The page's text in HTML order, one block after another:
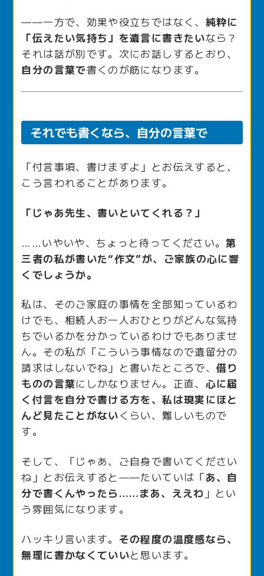
——一方で、効果や役立ちではなく、 純粋に
「伝えたい気持ち」を遺言に書きたいなら？
それは話が別です。次にお話しするとおり、
自分の言葉で書くのが筋になります。
それでも書くなら、自分の言葉で
「付言事項、書けますよ」とお伝えすると、
こう言われることがあります。
「じゃあ先生、書いといてくれる？」
……いやいや、ちょっと待ってください。第
三者の私が書いた“作文”が、ご家族の心に響
くでしょうか。
私は、そのご家庭の事情を全部知っているわ
けでも、相続人お一人おひとりがどんな気持
ちでいるかを分かっているわけでもありませ
ん。その私が「こういう事情なので遺留分の
請求はしないでね」と書いたところで、 借り
ものの言葉にしかなりません。正直、 心に届
く付言を自分で書ける方を、私は現実にほと
んど見たことがないくらい、難しいもので
す。
そして、「じゃあ、ご自身で書いてください
ね」とお伝えすると——たいていは「あ、自
分で書くんやったら……まあ、ええわ 」とい
う雰囲気になります。
ハッキリ言います。 その程度の温度感なら、
無理に書かなくていいと思います。